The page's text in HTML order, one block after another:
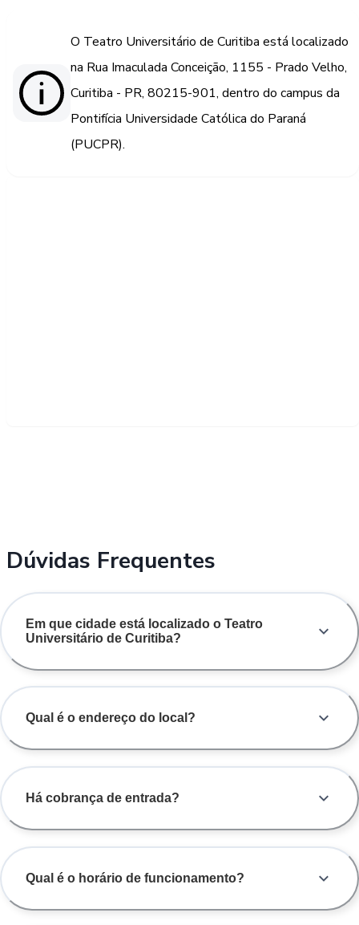
O Teatro Universitário de Curitiba está localizado
na Rua Imaculada Conceição, 1155 - Prado Velho,
Curitiba - PR, 80215-901, dentro do campus da
Pontifícia Universidade Católica do Paraná
(PUCPR).
Dúvidas Frequentes
Em que cidade está localizado o Teatro
Universitário de Curitiba?
Qual é o endereço do local?
Há cobrança de entrada?
Qual é o horário de funcionamento?